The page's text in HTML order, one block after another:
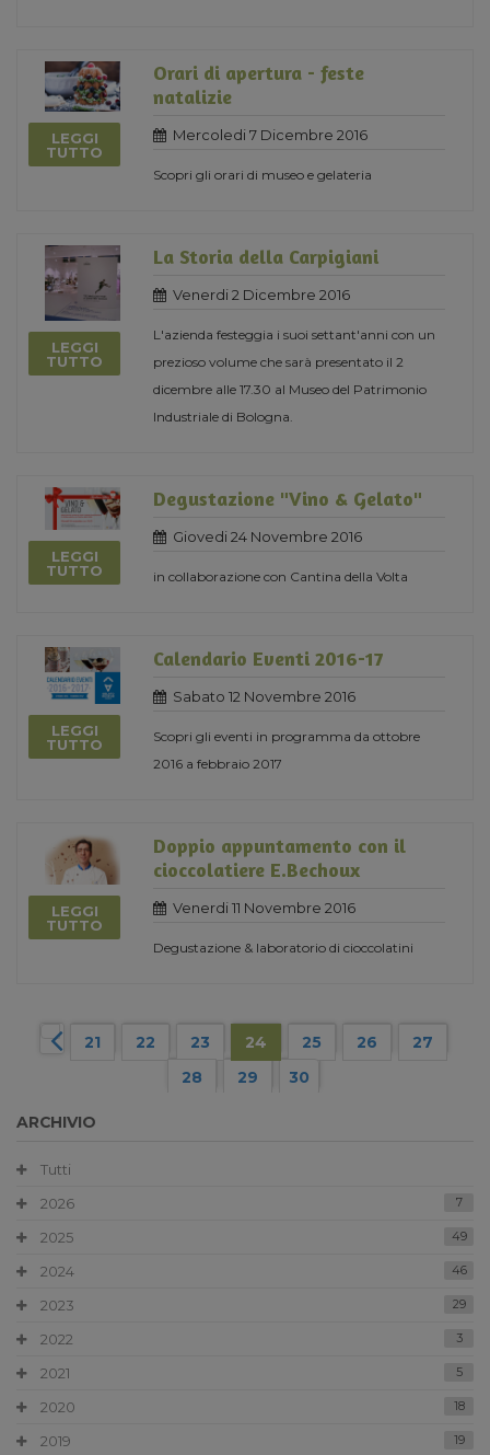
LEGGI
TUTTO
Orari di apertura - feste
natalizie
Mercoledi 7 Dicembre 2016
Scopri gli orari di museo e gelateria
LEGGI
TUTTO
La Storia della Carpigiani
Venerdi 2 Dicembre 2016
L'azienda festeggia i suoi settant'anni con un
prezioso volume che sarà presentato il 2
dicembre alle 17.30 al Museo del Patrimonio
Industriale di Bologna.
LEGGI
TUTTO
Degustazione "Vino & Gelato"
Giovedi 24 Novembre 2016
in collaborazione con Cantina della Volta
LEGGI
TUTTO
Calendario Eventi 2016-17
Sabato 12 Novembre 2016
Scopri gli eventi in programma da ottobre
2016 a febbraio 2017
LEGGI
TUTTO
Doppio appuntamento con il
cioccolatiere E.Bechoux
Venerdi 11 Novembre 2016
Degustazione & laboratorio di cioccolatini
21 22 23 24 25 26
27
28
29 30
ARCHIVIO
Tutti
2026
7
2025 49
2024 46
2023 29
2022 3
2021 5
2020 18
2019 19